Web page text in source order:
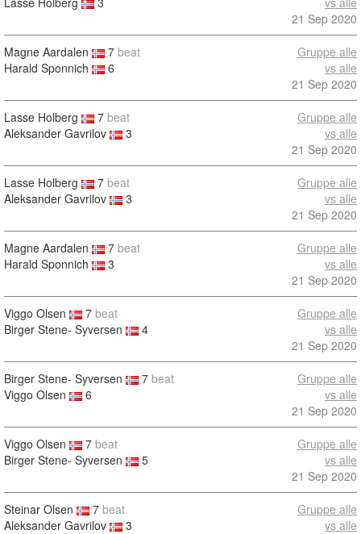
21 Sep 2020
Magne Aardalen 7 beat
Harald Sponnich
6
Gruppe alle
vs alle
21 Sep 2020
Lasse Holberg 7 beat
Aleksander Gavrilov
3
Gruppe alle
vs alle
21 Sep 2020
Lasse Holberg 7 beat
Aleksander Gavrilov
3
Gruppe alle
vs alle
21 Sep 2020
Magne Aardalen 7 beat
Harald Sponnich
3
Gruppe alle
vs alle
21 Sep 2020
Viggo Olsen 7 beat
Birger Stene- Syversen
4
Gruppe alle
vs alle
21 Sep 2020
Birger Stene- Syversen 7 beat
Viggo Olsen
6
Gruppe alle
vs alle
21 Sep 2020
Viggo Olsen 7 beat
Birger Stene- Syversen
5
Gruppe alle
vs alle
21 Sep 2020
Steinar Olsen 7 beat
Aleksander Gavrilov
3
Gruppe alle
vs alle